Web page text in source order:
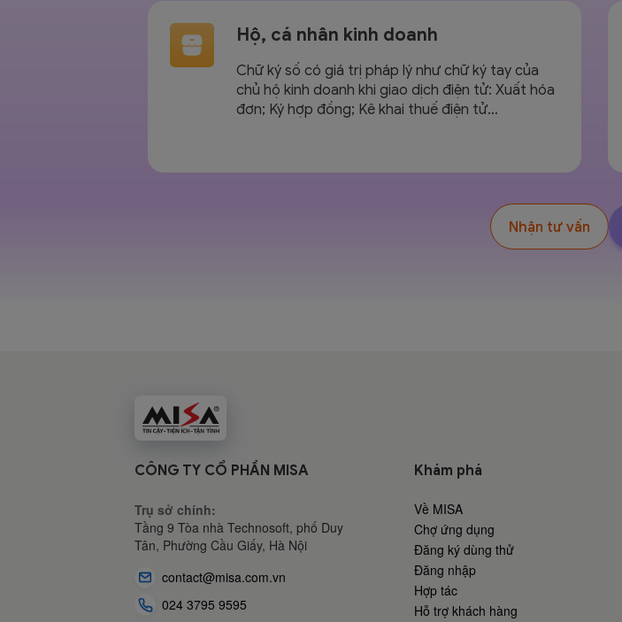
Hộ, cá nhân kinh doanh
Chữ ký số có giá trị pháp lý như chữ ký tay của
chủ hộ kinh doanh khi giao dịch điện tử: Xuất hóa
đơn; Ký hợp đồng; Kê khai thuế điện tử…
Nhận tư vấn
CÔNG TY CỔ PHẦN MISA
Trụ sở chính:
Tầng 9 Tòa nhà Technosoft, phố Duy
Tân, Phường Cầu Giấy, Hà Nội
contact@misa.com.vn
024 3795 9595
Khám phá
Về MISA
Chợ ứng dụng
Đăng ký dùng thử
Đăng nhập
Hợp tác
Hỗ trợ khách hàng